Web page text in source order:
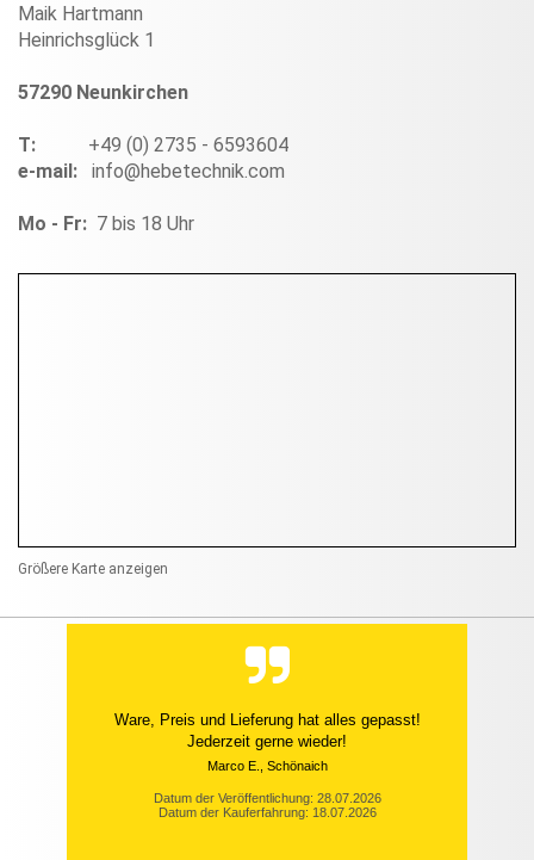
Maik Hartmann
Heinrichsglück 1
57290 Neunkirchen
T: +49 (0) 2735 - 6593604
e-mail: info@hebetechnik.com
Mo - Fr: 7 bis 18 Uhr
Größere Karte anzeigen
Ware, Preis und Lieferung hat alles gepasst!
Jederzeit gerne wieder!
Marco E., Schönaich
Datum der Veröffentlichung: 28.07.2026
Datum der Kauferfahrung: 18.07.2026